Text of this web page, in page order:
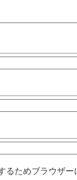
るためブラウザー